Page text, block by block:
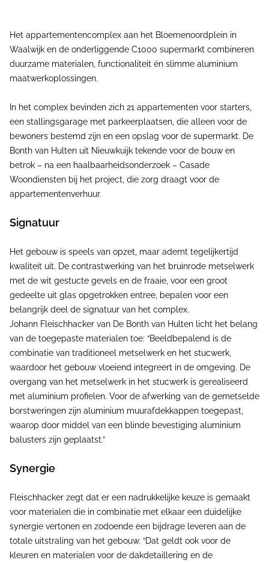
Het appartementencomplex aan het Bloemenoordplein in
Waalwijk en de onderliggende C1000 supermarkt combineren
duurzame materialen, functionaliteit én slimme aluminium
maatwerkoplossingen.
In het complex bevinden zich 21 appartementen voor starters,
een stallingsgarage met parkeerplaatsen, die alleen voor de
bewoners bestemd zijn en een opslag voor de supermarkt. De
Bonth van Hulten uit Nieuwkuijk tekende voor de bouw en
betrok – na een haalbaarheidsonderzoek – Casade
Woondiensten bij het project, die zorg draagt voor de
appartementenverhuur.
Signatuur
Het gebouw is speels van opzet, maar ademt tegelijkertijd
kwaliteit uit. De contrastwerking van het bruinrode metselwerk
met de wit gestucte gevels en de fraaie, voor een groot
gedeelte uit glas opgetrokken entree, bepalen voor een
belangrijk deel de signatuur van het complex.
Johann Fleischhacker van De Bonth van Hulten licht het belang
van de toegepaste materialen toe: “Beeldbepalend is de
combinatie van traditioneel metselwerk en het stucwerk,
waardoor het gebouw vloeiend integreert in de omgeving. De
overgang van het metselwerk in het stucwerk is gerealiseerd
met aluminium profielen. Voor de afwerking van de gemetselde
borstweringen zijn aluminium muurafdekkappen toegepast,
waarop door middel van een blinde bevestiging aluminium
balusters zijn geplaatst.”
Synergie
Fleischhacker zegt dat er een nadrukkelijke keuze is gemaakt
voor materialen die in combinatie met elkaar een duidelijke
synergie vertonen en zodoende een bijdrage leveren aan de
totale uitstraling van het gebouw. “Dat geldt ook voor de
kleuren en materialen voor de dakdetaillering en de